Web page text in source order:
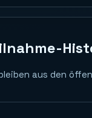
aus den